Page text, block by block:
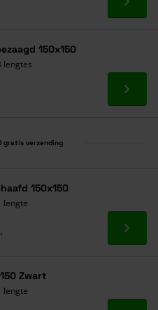
Ga
150x150
lengtes
Ga
gratis verzending
150x150
lengte
Ga
Zwart
lengte